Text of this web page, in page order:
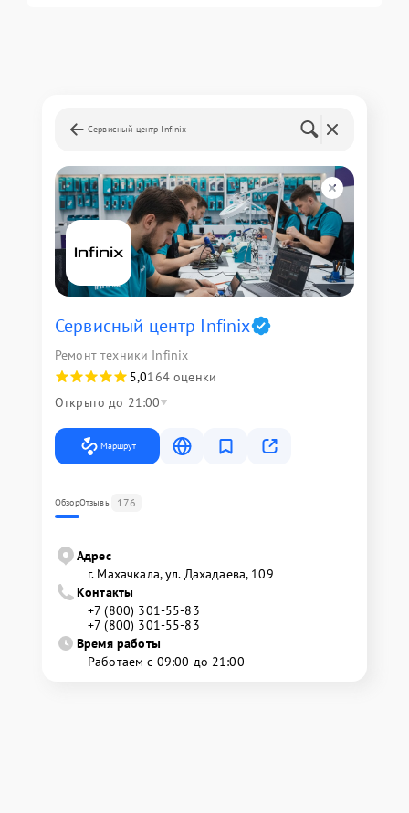
Сервисный центр Infinix
Сервисный центр Infinix
Ремонт техники Infinix
5,0164 оценки
Открыто до 21:00
Маршрут
ОбзорОтзывы 176
Адрес
г. Махачкала, ул. Дахадаева, 109
Контакты
+7 (800) 301-55-83
+7 (800) 301-55-83
Время работы
Работаем с 09:00 до 21:00